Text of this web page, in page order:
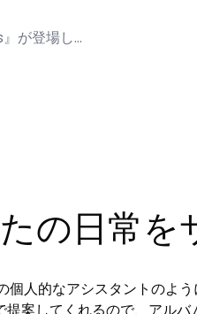
が登場し…
の日常を
人的なアシスタントのよ